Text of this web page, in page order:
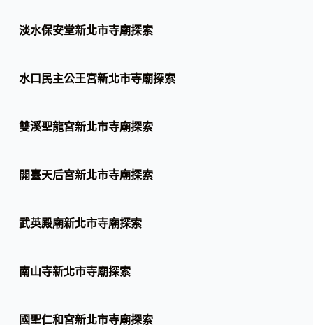
淡水保安堂新北市寺廟探索
水口民主公王宮新北市寺廟探索
雙溪聖龍宮新北市寺廟探索
開臺天后宮新北市寺廟探索
武英殿廟新北市寺廟探索
南山寺新北市寺廟探索
國聖仁和宮新北市寺廟探索